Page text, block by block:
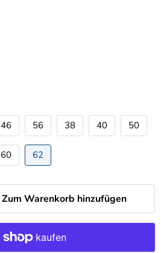
46 56 38 40 50
60 62
Zum Warenkorb hinzufügen